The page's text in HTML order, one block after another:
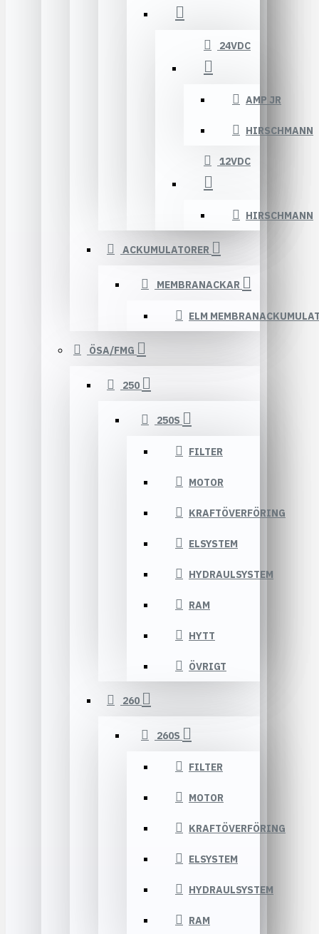
24VDC
AMP JR
HIRSCHMANN
12VDC
HIRSCHMANN
ACKUMULATORER
MEMBRANACKAR
ELM
ÖSA/FMG
250
250S
FILTER
MOTOR
KRAFTÖVERFÖRING
ELSYSTEM
HYDRAULSYSTEM
RAM
HYTT
ÖVRIGT
260
260S
FILTER
MOTOR
KRAFTÖVERFÖRING
ELSYSTEM
HYDRAULSYSTEM
RAM